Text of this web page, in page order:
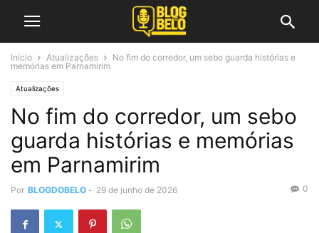
Início Atualizações
No fim do corredor, um sebo guarda histórias e
memórias em Parnamirim
Atualizações
No fim do corredor, um sebo
guarda histórias e memórias
em Parnamirim
Por BLOGDOBELO - 29 de junho de 2026 0